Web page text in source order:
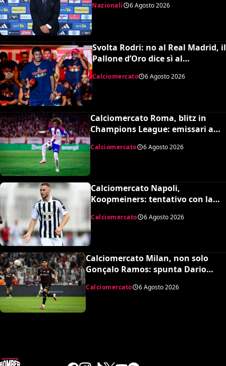
Nazionali 6 Agosto 2026
Svolta Rodri: no al Real Madrid, il
Pallone d’Oro dice sì al
Barcellona per 50 milioni
Calciomercato 6 Agosto 2026
Calciomercato Roma, blitz in
Champions League: emissari a
Calciomercato 6 Agosto 2026
Calciomercato Napoli,
Koopmeiners: tentativo con la
Calciomercato 6 Agosto 2026
Calciomercato Milan, non solo
Gonçalo Ramos: spunta Dario
Calciomercato 6 Agosto 2026